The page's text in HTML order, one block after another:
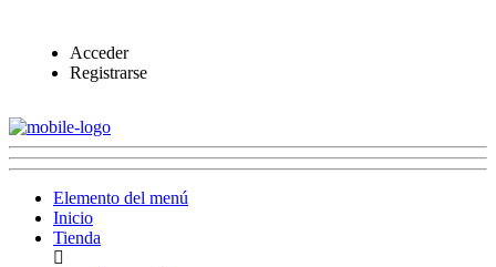
Acceder
Registrarse
Elemento del menú
Inicio
Tienda